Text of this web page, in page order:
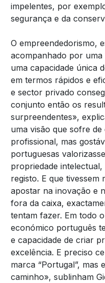
impelentes, por
segurança e da
O empreendedorismo,
acompanhado por uma
uma capacidade única
em termos rápidos e
e sector privado
conjunto então os
surpreendentes»,
uma visão que sofre
profissional, mas
portuguesas
propriedade
registo. E que tivessem
apostar na inovação e
fora da caixa,
tentam fazer. Em todo
económico português
e capacidade de criar
excelência. E preciso
marca “Portugal”, mas
caminho», sublinham